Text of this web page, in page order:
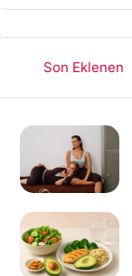
Son Eklenen